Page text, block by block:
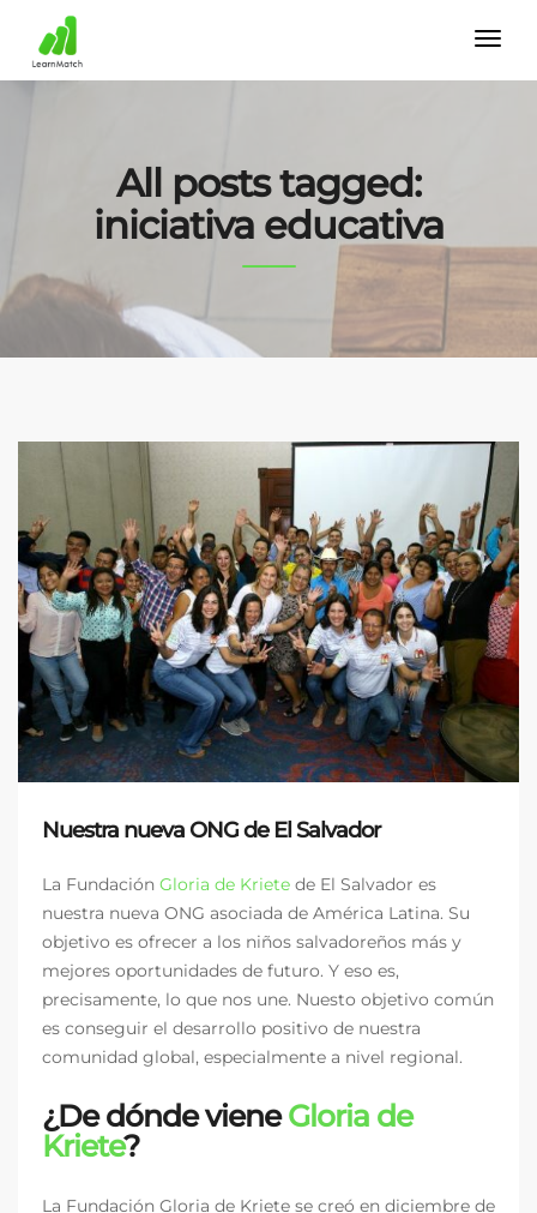
All posts tagged:
iniciativa educativa
Nuestra nueva ONG de El Salvador
La Fundación Gloria de Kriete de El Salvador es
nuestra nueva ONG asociada de América Latina. Su
objetivo es ofrecer a los niños salvadoreños más y
mejores oportunidades de futuro. Y eso es,
precisamente, lo que nos une. Nuesto objetivo común
es conseguir el desarrollo positivo de nuestra
comunidad global, especialmente a nivel regional.
¿De dónde vieneGloria de
Kriete?
La Fundación Gloria de Kriete se creó en diciembre de